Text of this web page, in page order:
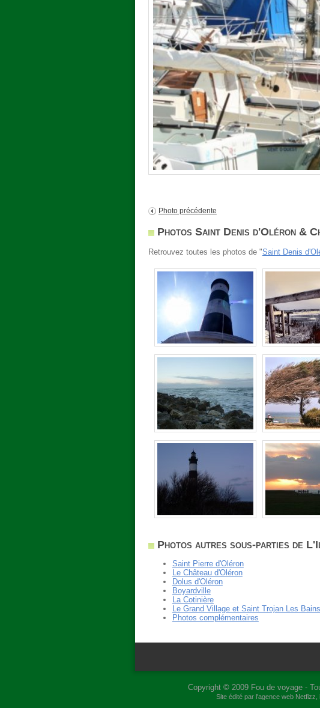
Photo précédente
Photos Saint Denis d'Oléron &
Retrouvez toutes les photos de "Saint Denis
Photos autres sous-parties de
Saint Pierre d'Oléron
Le Château d'Oléron
Dolus d'Oléron
Boyardville
La Cotinière
Le Grand Village et Saint Trojan Les Bains
Photos complémentaires
Copyright © 2009 Fou de voyage-
Site édité par l'agence web Netfizz